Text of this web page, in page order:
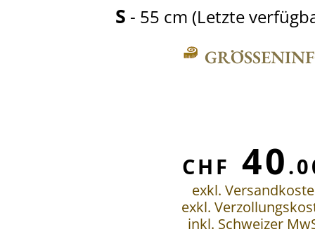
S - 55 cm (Letzte
GRÖSSENINFO
CHF 40
exkl.
exkl.
inkl. Schweizer